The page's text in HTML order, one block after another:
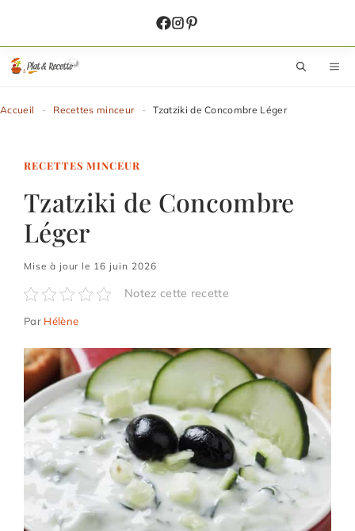
contenu
Accueil - Recettes minceur - Tzatziki de Concombre Léger
RECETTES MINCEUR
Tzatziki de Concombre
Léger
Mise à jour le 16 juin 2026
Notez cette recette
Par Hélène